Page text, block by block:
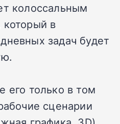
колоссальным
в
задач будет
его только в том
сценарии